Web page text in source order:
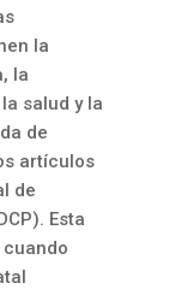
la
la
salud y la
de
artículos
de
Esta